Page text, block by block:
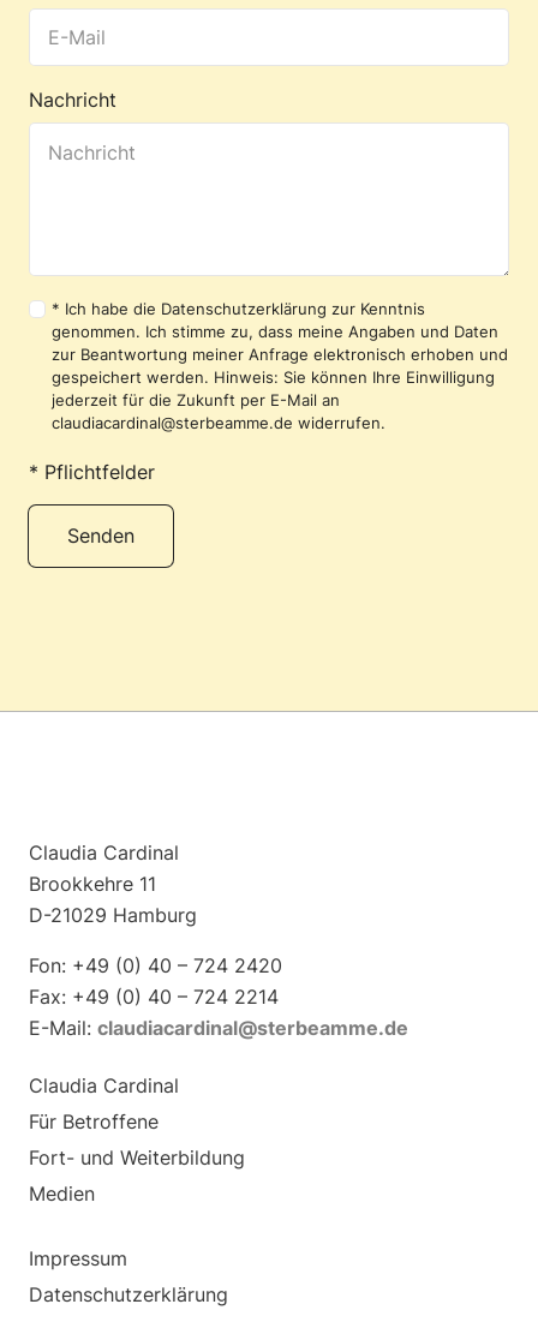
Nachricht
* Ich habe die Datenschutzerklärung zur Kenntnis
genommen. Ich stimme zu, dass meine Angaben und Daten
zur Beantwortung meiner Anfrage elektronisch erhoben und
gespeichert werden. Hinweis: Sie können Ihre Einwilligung
jederzeit für die Zukunft per E-Mail an
claudiacardinal@sterbeamme.de widerrufen.
* Pflichtfelder
Claudia Cardinal
Brookkehre 11
D-21029 Hamburg
Fon: +49 (0) 40 – 724 2420
Fax: +49 (0) 40 – 724 2214
E-Mail: claudiacardinal@sterbeamme.de
Claudia Cardinal
Für Betroffene
Fort- und Weiterbildung
Medien
Impressum
Datenschutzerklärung